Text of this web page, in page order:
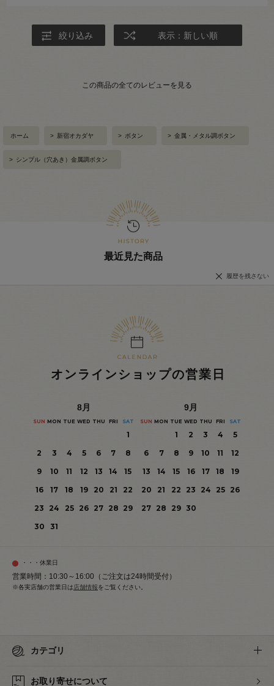
絞り込み 表示：新しい順
この商品の全てのレビューを見る
ホーム > 新宿オカダヤ > ボタン > 金属・メタル調ボタン
> シンプル（穴あき）金属調ボタン
最近見た商品
履歴を残さない
オンラインショップの営業日
8月
SUN MON TUE WED THU FRI SAT
1
2
3 4 5 6 7
8
9
10 11 12 13 14
15
16
17 18 19 20 21
22
23
24 25 26 27 28 29
30
31
9月
SUN MON TUE WED THU FRI SAT
1 2 3 4
5
6
7 8 9 10 11
12
13
14 15 16 17 18
19
20
21 22 23 24 25
26
27 28 29 30
・・・休業日
営業時間：10:30～16:00（ご注文は24時間受付）
※各実店舗の営業日は店舗情報をご覧ください。
カテゴリ
お取り寄せについて